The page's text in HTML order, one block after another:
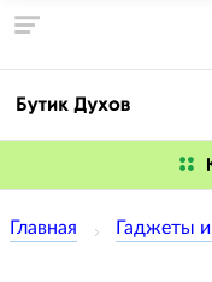
Главная Гаджеты